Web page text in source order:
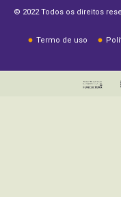
© 2022 Todos os direitos
Termo de uso